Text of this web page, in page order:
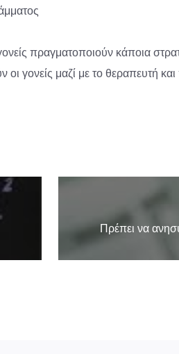
πραγματοποιούν κάποια
οι γονείς μαζί με το θεραπευτή
Πρέπει να